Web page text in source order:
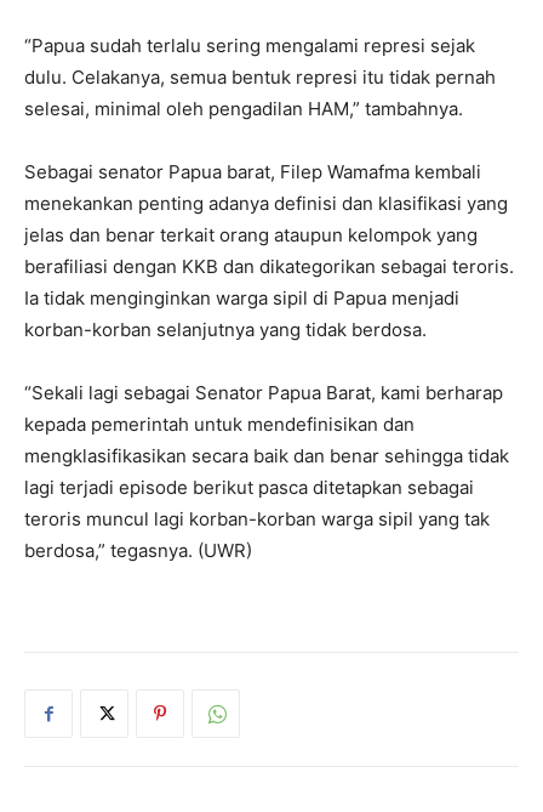
“Papua sudah terlalu sering mengalami represi sejak
dulu. Celakanya, semua bentuk represi itu tidak pernah
selesai, minimal oleh pengadilan HAM,” tambahnya.
Sebagai senator Papua barat, Filep Wamafma kembali
menekankan penting adanya definisi dan klasifikasi yang
jelas dan benar terkait orang ataupun kelompok yang
berafiliasi dengan KKB dan dikategorikan sebagai teroris.
Ia tidak menginginkan warga sipil di Papua menjadi
korban-korban selanjutnya yang tidak berdosa.
“Sekali lagi sebagai Senator Papua Barat, kami berharap
kepada pemerintah untuk mendefinisikan dan
mengklasifikasikan secara baik dan benar sehingga tidak
lagi terjadi episode berikut pasca ditetapkan sebagai
teroris muncul lagi korban-korban warga sipil yang tak
berdosa,” tegasnya. (UWR)